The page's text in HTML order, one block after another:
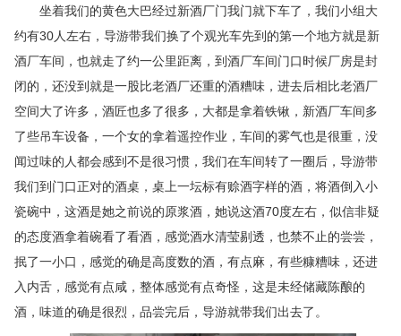
坐着我们的黄色大巴经过新酒厂门我门就下车了，我们小组大
约有30人左右，导游带我们换了个观光车先到的第一个地方就是新
酒厂车间，也就走了约一公里距离，到酒厂车间门口时候厂房是封
闭的，还没到就是一股比老酒厂还重的酒糟味，进去后相比老酒厂
空间大了许多，酒匠也多了很多，大都是拿着铁锹，新酒厂车间多
了些吊车设备，一个女的拿着遥控作业，车间的雾气也是很重，没
闻过味的人都会感到不是很习惯，我们在车间转了一圈后，导游带
我们到门口正对的酒桌，桌上一坛标有赊酒字样的酒，将酒倒入小
瓷碗中，这酒是她之前说的原浆酒，她说这酒70度左右，似信非疑
的态度酒拿着碗看了看酒，感觉酒水清莹剔透，也禁不止的尝尝，
抿了一小口，感觉的确是高度数的酒，有点麻，有些糠糟味，还进
入内舌，感觉有点咸，整体感觉有点奇怪，这是未经储藏陈酿的
酒，味道的确是很烈，品尝完后，导游就带我们出去了。